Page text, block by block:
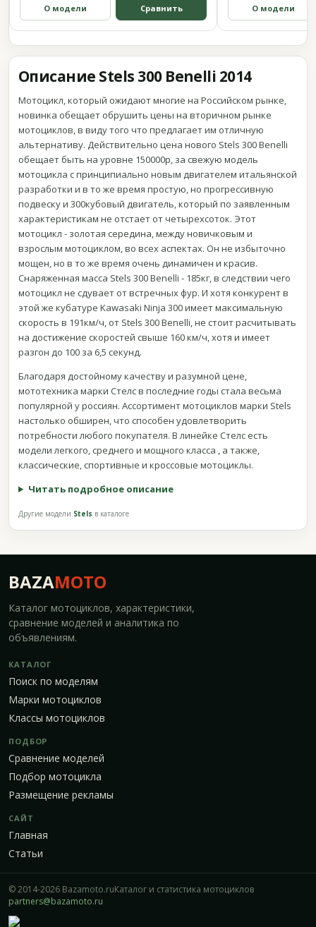
О модели Сравнить О модели
Описание Stels 300 Benelli 2014
Мотоцикл, который ожидают многие на Российском рынке,
новинка обещает обрушить цены на вторичном рынке
мотоциклов, в виду того что предлагает им отличную
альтернативу. Действительно цена нового Stels 300 Benelli
обещает быть на уровне 150000р, за свежую модель
мотоцикла с принципиально новым двигателем итальянской
разработки и в то же время простую, но прогрессивную
подвеску и 300кубовый двигатель, который по заявленным
характеристикам не отстает от четырехсоток. Этот
мотоцикл - золотая середина, между новичковым и
взрослым мотоциклом, во всех аспектах. Он не избыточно
мощен, но в то же время очень динамичен и красив.
Снаряженная масса Stels 300 Benelli - 185кг, в следствии чего
мотоцикл не сдувает от встречных фур. И хотя конкурент в
этой же кубатуре Kawasaki Ninja 300 имеет максимальную
скорость в 191км/ч, от Stels 300 Benelli, не стоит расчитывать
на достижение скоростей свыше 160 км/ч, хотя и имеет
разгон до 100 за 6,5 секунд.
Благодаря достойному качеству и разумной цене,
мототехника марки Стелс в последние годы стала весьма
популярной у россиян. Ассортимент мотоциклов марки Stels
настолько обширен, что способен удовлетворить
потребности любого покупателя. В линейке Стелс есть
модели легкого, среднего и мощного класса , а также,
классические, спортивные и кроссовые мотоциклы.
Читать подробное описание
Другие модели Stels в каталоге
BAZAMOTO
Каталог мотоциклов, характеристики,
сравнение моделей и аналитика по
объявлениям.
КАТАЛОГ
Поиск по моделям
Марки мотоциклов
Классы мотоциклов
ПОДБОР
Сравнение моделей
Подбор мотоцикла
Размещение рекламы
САЙТ
Главная
Статьи
© 2014-2026 Bazamoto.ruКаталог и статистика мотоциклов
partners@bazamoto.ru